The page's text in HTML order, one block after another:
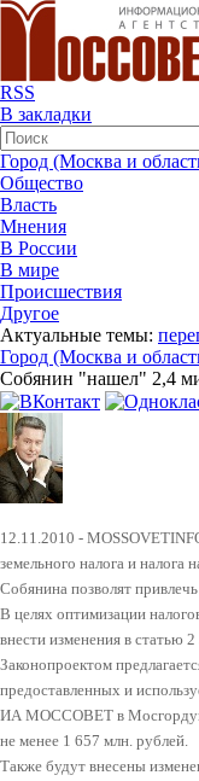
RSS
В закладки
Город (Москва и
Общество
Власть
Мнения
В России
В мире
Происшествия
Другое
Актуальные темы:
Город (Москва и
Собянин "нашел" 2,4
12.11.2010 -
земельного налога и налога
Собянина позволят
В целях оптимизации
внести изменения в статью
Законопроектом
предоставленных и
ИА МОССОВЕТ в Мосгордуме,
не менее 1 657 млн. рублей.
Также будут внесены